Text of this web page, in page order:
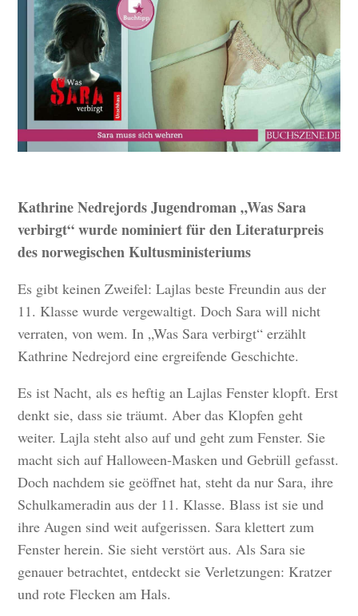
Kathrine Nedrejords Jugendroman „Was Sara
verbirgt“ wurde nominiert für den Literaturpreis
des norwegischen Kultusministeriums
Es gibt keinen Zweifel: Lajlas beste Freundin aus der
11. Klasse wurde vergewaltigt. Doch Sara will nicht
verraten, von wem. In „Was Sara verbirgt“ erzählt
Kathrine Nedrejord eine ergreifende Geschichte.
Es ist Nacht, als es heftig an Lajlas Fenster klopft. Erst
denkt sie, dass sie träumt. Aber das Klopfen geht
weiter. Lajla steht also auf und geht zum Fenster. Sie
macht sich auf Halloween-Masken und Gebrüll gefasst.
Doch nachdem sie geöffnet hat, steht da nur Sara, ihre
Schulkameradin aus der 11. Klasse. Blass ist sie und
ihre Augen sind weit aufgerissen. Sara klettert zum
Fenster herein. Sie sieht verstört aus. Als Sara sie
genauer betrachtet, entdeckt sie Verletzungen: Kratzer
und rote Flecken am Hals.